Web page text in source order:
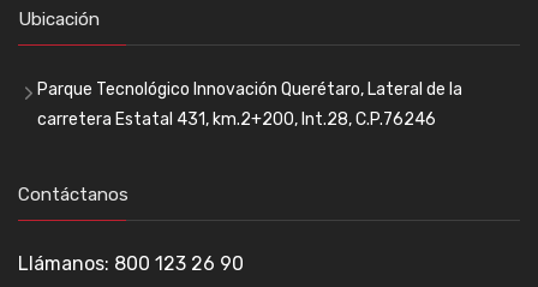
Ubicación
Parque Tecnológico Innovación Querétaro, Lateral de la
carretera Estatal 431, km.2+200, Int.28, C.P.76246
Contáctanos
Llámanos: 800 123 26 90